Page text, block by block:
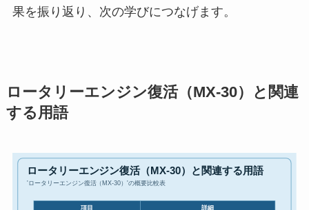
果を振り返り、次の学びにつなげます。
ロータリーエンジン復活（MX-30）と関連
する用語